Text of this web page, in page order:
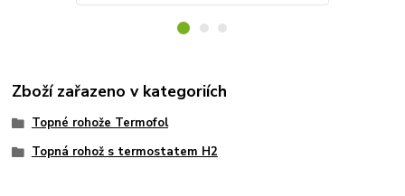
Zboží zařazeno v kategoriích
Topné rohože Termofol
Topná rohož s termostatem H2